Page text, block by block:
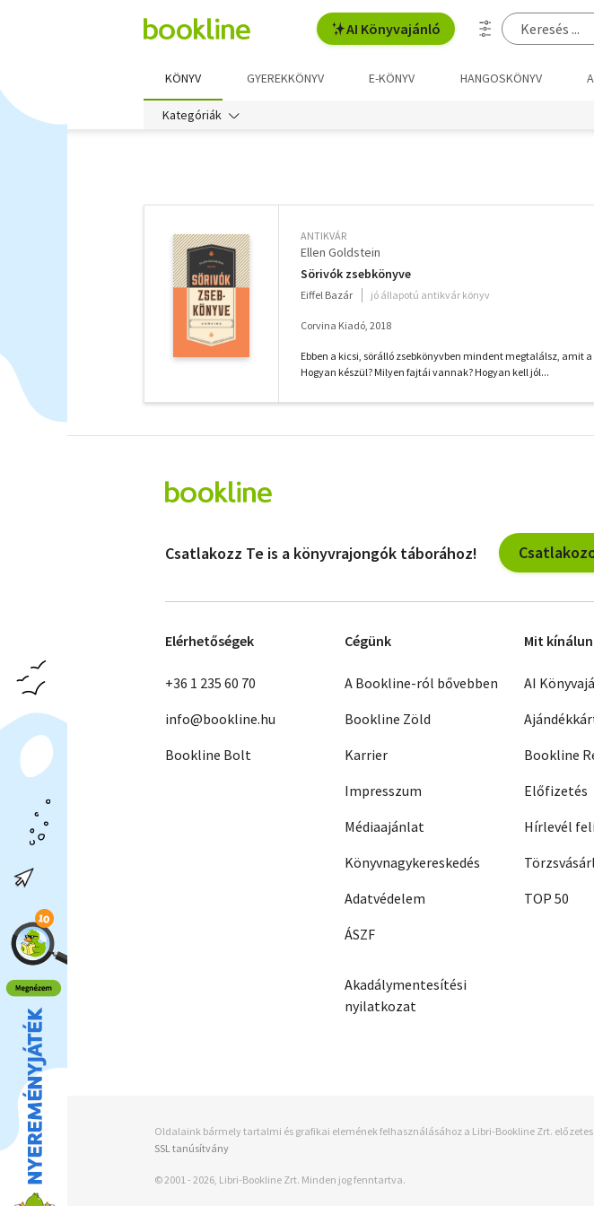
AI Könyvajánló
KÖNYV GYEREKKÖNYV E-KÖNYV HANGOSKÖNYV
Kategóriák
ANTIKVÁR
Ellen Goldstein
Sörivók zsebkönyve
Eiffel Bazár jó állapotú antikvár könyv
Corvina Kiadó, 2018
Ebben a kicsi, sörálló zsebkönyvben mindent megtalálsz, amit
Hogyan készül? Milyen fajtái vannak? Hogyan kell jól...
Csatlakozz Te is a könyvrajongók táborához!
Elérhetőségek
+36 1 235 60 70
info@bookline.hu
Bookline Bolt
Cégünk
A Bookline-ról bővebben
Bookline Zöld
Karrier
Impresszum
Médiaajánlat
Könyvnagykereskedés
Adatvédelem
ÁSZF
Akadálymentesítési
nyilatkozat
Mit
AI
Bookline
Előfizetés
Hírlevél
TOP 50
Oldalaink bármely tartalmi és grafikai elemének felhasználásához a Libri-Bookline Zrt. előzetes
SSL tanúsítvány
© 2001 - 2026, Libri-Bookline Zrt. Minden jog fenntartva.